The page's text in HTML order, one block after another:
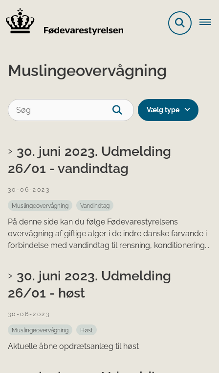
Muslingeovervågning
Vælg type
30. juni 2023. Udmelding
26/01 - vandindtag
30-06-2023
Muslingeovervågning Vandindtag
På denne side kan du følge Fødevarestyrelsens
overvågning af giftige alger i de indre danske farvande i
forbindelse med vandindtag til rensning, konditionering...
30. juni 2023. Udmelding
26/01 - høst
30-06-2023
Muslingeovervågning Høst
Aktuelle åbne opdrætsanlæg til høst